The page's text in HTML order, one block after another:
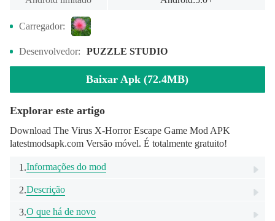
Carregador:
Desenvolvedor: PUZZLE STUDIO
Baixar Apk (72.4MB)
Explorar este artigo
Download The Virus X-Horror Escape Game Mod APK
latestmodsapk.com Versão móvel. É totalmente gratuito!
1.Informações do mod
2.Descrição
3.O que há de novo